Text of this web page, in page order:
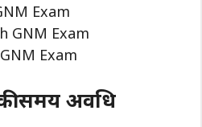
Exam
GNM Exam
Exam
समय अवधि